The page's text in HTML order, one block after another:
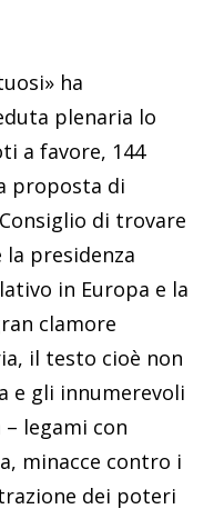
ha
plenaria lo
a favore, 144
proposta di
di trovare
presidenza
in Europa e la
clamore
il testo cioè non
e gli innumerevoli
– legami con
minacce contro i
dei poteri